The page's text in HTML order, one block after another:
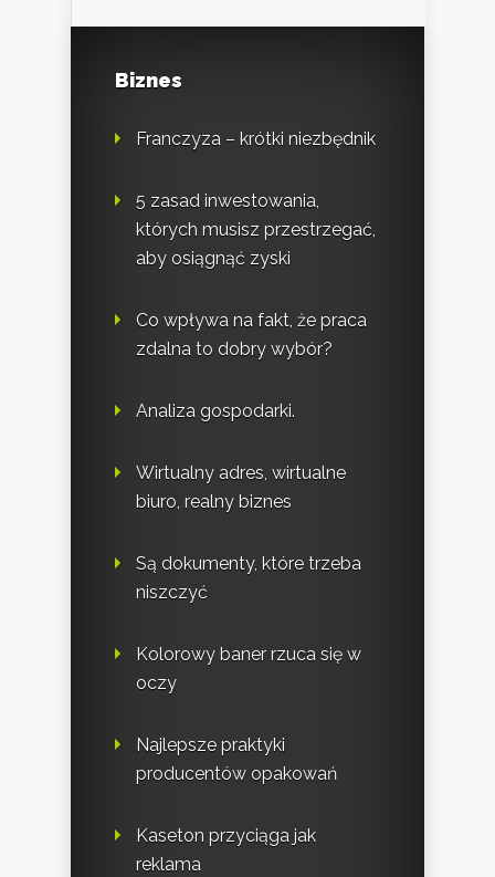
Biznes
Franczyza – krótki niezbędnik
5 zasad inwestowania,
których musisz przestrzegać,
aby osiągnąć zyski
Co wpływa na fakt, że praca
zdalna to dobry wybór?
Analiza gospodarki.
Wirtualny adres, wirtualne
biuro, realny biznes
Są dokumenty, które trzeba
niszczyć
Kolorowy baner rzuca się w
oczy
Najlepsze praktyki
producentów opakowań
Kaseton przyciąga jak
reklama